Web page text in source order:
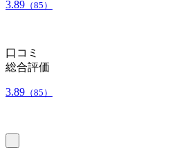
3.89 （85）
口コミ
総合評価
3.89 （85）